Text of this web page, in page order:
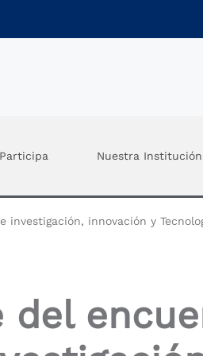
Participa Nuestra Institución
innovación y
del